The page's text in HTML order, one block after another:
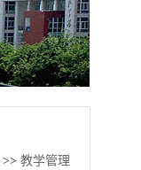
>> 教学管理